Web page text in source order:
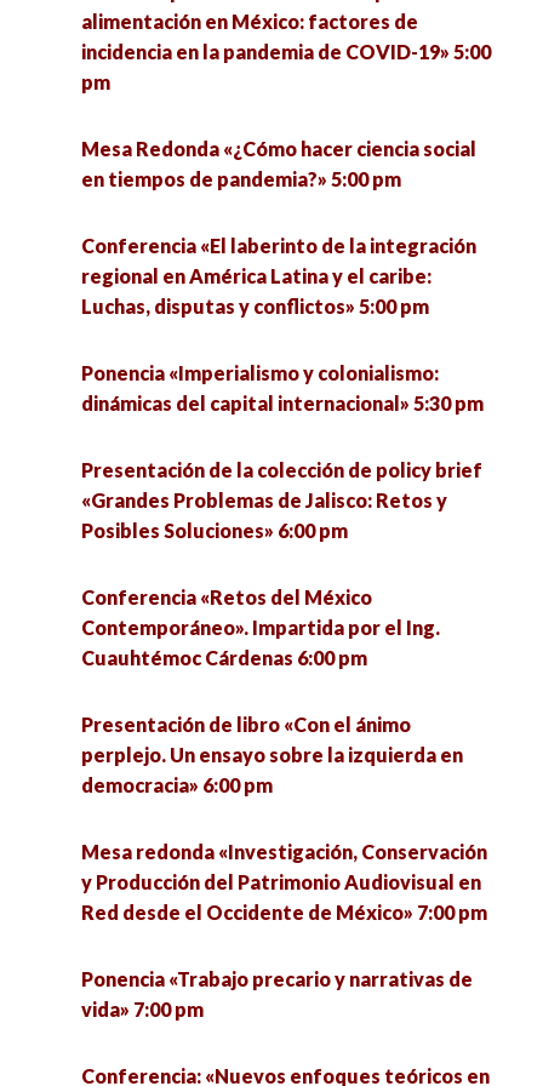
Conversatorio «La Recreación social en
Latinoamérica» 5:30 pm
Ponencia «Plataformas digitales en México: una
reflexión sobre su uso e impacto» 5:30 pm
Conversatorio «de Freud a Weber… De Weber a
Freud» 6:00 pm
capitalista actual» 6:00 pm
Regional de Gobernanza y Coordinación Social
Ante el COVID-19 (ORGA): Economía y empleo
6:00 pm
Foro «La investigación en el ámbito de la
Cultura física” 6:30 pm
ciencia y la tecnología: Hacia la construcción del
concepto de colonialismo digital» 6:30 pm
Guerra México-Estado Unidos» 7:00 pm
Conversatorio: «Experiencias teóricas
sobre la desinformación en el contexto de la
pandemia COVID-19 en México» 7:30 pm
Conversatorio «Miradas cinematográficas al
alimentación en México: factores de
incidencia en la pandemia de COVID-19» 5:00
pm
Mesa Redonda «¿Cómo hacer ciencia social
en tiempos de pandemia?» 5:00 pm
Conferencia «El laberinto de la integración
regional en América Latina y el caribe:
Luchas, disputas y conflictos» 5:00 pm
Ponencia «Imperialismo y colonialismo:
dinámicas del capital internacional» 5:30 pm
Presentación de la colección de policy brief
«Grandes Problemas de Jalisco: Retos y
Posibles Soluciones» 6:00 pm
Conferencia «Retos del México
Contemporáneo». Impartida por el Ing.
Cuauhtémoc Cárdenas 6:00 pm
Presentación de libro «Con el ánimo
perplejo. Un ensayo sobre la izquierda en
democracia» 6:00 pm
Mesa redonda «Investigación, Conservación
y Producción del Patrimonio Audiovisual en
Red desde el Occidente de México» 7:00 pm
Ponencia «Trabajo precario y narrativas de
vida» 7:00 pm
Conferencia: «Nuevos enfoques teóricos en